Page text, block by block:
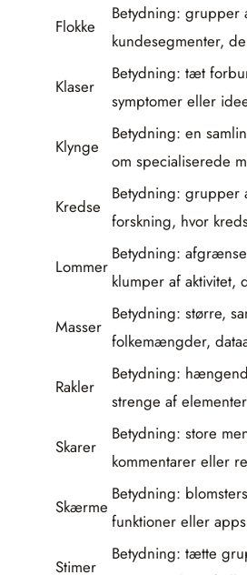
Flokke
Betydning: grupper
kundesegmenter,
Klaser
Betydning: tæt
symptomer eller
Klynge
Betydning: en
om specialiserede
Kredse
Betydning: grupper
forskning, hvor
Lommer
Betydning:
klumper af aktivitet,
Masser
Betydning: større,
folkemængder,
Rakler
Betydning:
strenge af
Skarer
Betydning: store
kommentarer eller
Skærme
Betydning:
funktioner eller
Stimer
Betydning: tætte